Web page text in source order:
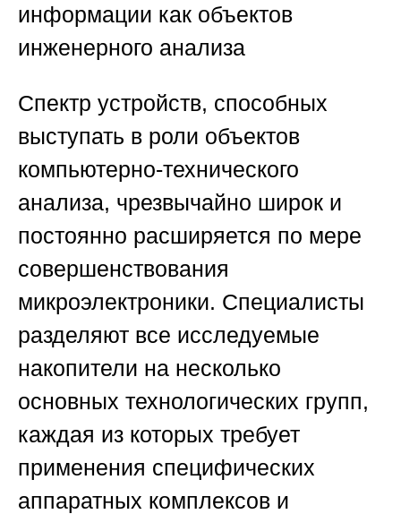
информации как объектов
инженерного анализа
Спектр устройств, способных
выступать в роли объектов
компьютерно-технического
анализа, чрезвычайно широк и
постоянно расширяется по мере
совершенствования
микроэлектроники. Специалисты
разделяют все исследуемые
накопители на несколько
основных технологических групп,
каждая из которых требует
применения специфических
аппаратных комплексов и